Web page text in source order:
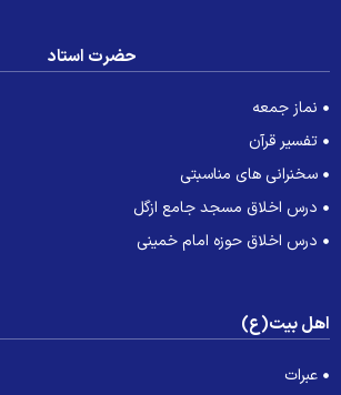
حضرت استاد
نماز جمعه
تفسیر قرآن
سخنرانی های مناسبتی
درس اخلاق مسجد جامع ازگل
درس اخلاق حوزه امام خمینی
بیت(ع)
عبرات